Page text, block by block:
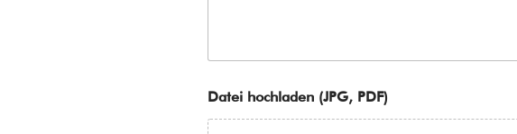
Datei hochladen (JPG, PDF)